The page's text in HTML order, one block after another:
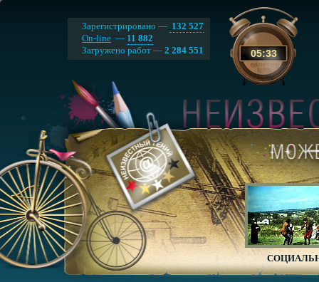
05:33
Зарегистрировано — 132 527
On-line — 11 882
Загружено работ — 2 284 551